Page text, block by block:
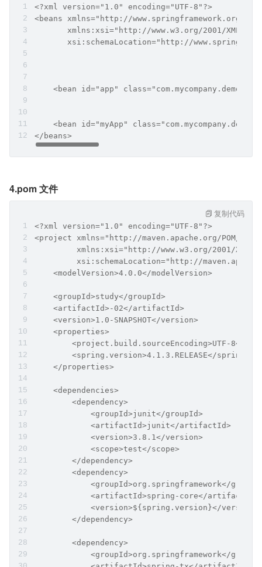
<?xml version="1.0" encoding="UTF-8"?>
<beans xmlns="http://www.springframework.org/
xmlns:xsi="http://www.w3.org/2001/
xsi:schemaLocation="http://
<bean id="app"
<bean id="myApp"
</beans>
4.pom 文件
<?xml version="1.0" encoding="UTF-8"?>
<project xmlns="http://maven.apache.org/POM/
xmlns:xsi="http://www.w3.org/2001/
xsi:schemaLocation="http://
    <modelVersion>4.0.0</modelVersion>
    <groupId>study</groupId>
    <artifactId>-02</artifactId>
    <version>1.0-SNAPSHOT</version>
    <properties>
<project.build.sourceEncoding>UTF-8</
<spring.version>4.1.3.RELEASE</
    </properties>
    <dependencies>
        <dependency>
            <groupId>junit</groupId>
            <artifactId>junit</artifactId>
            <version>3.8.1</version>
            <scope>test</scope>
        </dependency>
        <dependency>
<groupId>org.springframework</
            <artifactId>spring-core</artifactId>
            <version>${spring.version}</version>
        </dependency>
        <dependency>
<groupId>org.springframework</
复制代码